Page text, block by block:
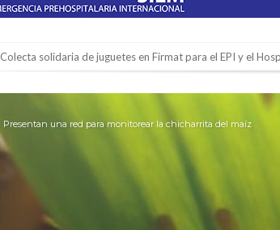
Colecta solidaria de juguetes en Firmat para el EPI y el
Vuelve el básquet: este viernes arranca el Clausura con
Güemes y Mariano Vera
Alerta meteorológico: el SMN advierte por tormentas
¿Llega un “Súper Niño”?: De Benedictis aclara los mitos y
Cañada del Ucle se prepara para la 5ª edición de la Expo
Presentan una red para monitorear la chicharrita del maíz